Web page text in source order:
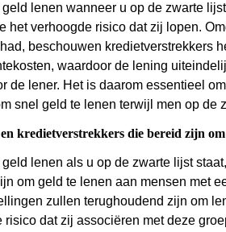
lenen wanneer u op de zwarte
het verhoogde risico dat zij lopen.
beschouwen kredietverstrekkers
waardoor de lening
de lener. Het is daarom essentieel
snel geld te lenen terwijl men op de
kredietverstrekkers die bereid zijn
lenen als u op de zwarte lijst
om geld te lenen aan mensen met
zullen terughoudend zijn om
dat zij associëren met deze